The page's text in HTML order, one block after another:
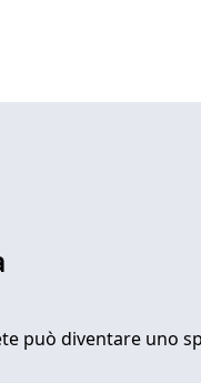
può diventare uno